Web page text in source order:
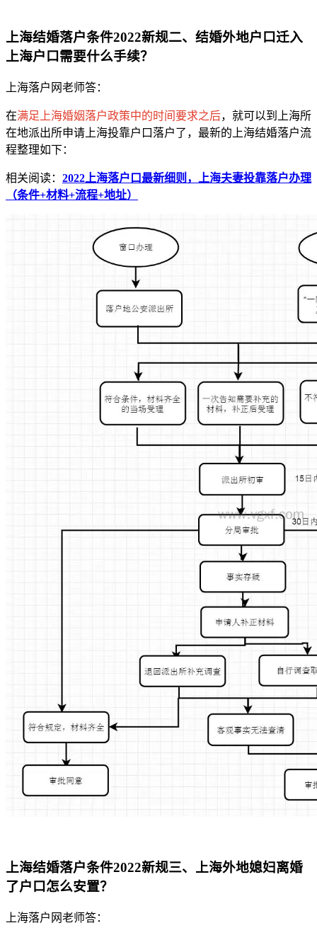
上海结婚落户条件2022新规二、结婚外地户口迁入
上海户口需要什么手续？
上海落户网老师答：
在满足上海婚姻落户政策中的时间要求之后，就可以到上海所
在地派出所申请上海投靠户口落户了，最新的上海结婚落户流
程整理如下：
相关阅读： 2022上海落户口最新细则，上海夫妻投靠落户办理
（条件+材料+流程+地址）
上海结婚落户条件2022新规三、上海外地媳妇离婚
了户口怎么安置？
上海落户网老师答：